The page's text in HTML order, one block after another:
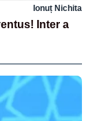
Ionuț Nichita
Inter a